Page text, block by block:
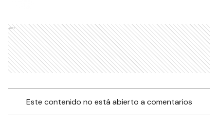
Ads
Este contenido no está abierto a comentarios